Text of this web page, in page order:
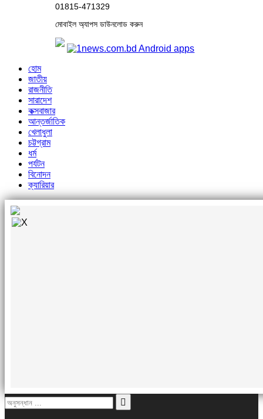
01815-471329
মোবাইল অ্যাপস ডাউনলোড করুন
হোম
জাতীয়
রাজনীতি
সারাদেশ
কক্সবাজার
আন্তর্জাতিক
খেলাধুলা
চট্টগ্রাম
ধর্ম
পর্যটন
বিনোদন
ক্যারিয়ার